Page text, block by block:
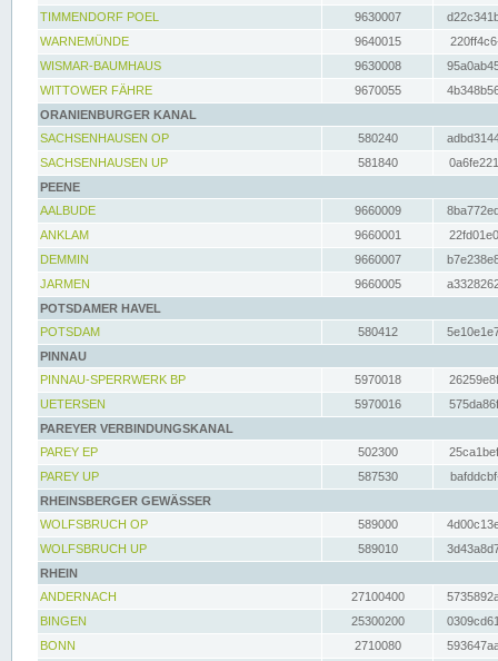
TIMMENDORF POEL
9630007
WARNEMÜNDE
9640015
WISMAR-BAUMHAUS
9630008
WITTOWER FÄHRE
9670055
ORANIENBURGER KANAL
SACHSENHAUSEN OP
580240
SACHSENHAUSEN UP
581840
PEENE
AALBUDE
9660009
ANKLAM
9660001
DEMMIN
9660007
JARMEN
9660005
POTSDAMER HAVEL
POTSDAM
580412
PINNAU
PINNAU-SPERRWERK BP
5970018
UETERSEN
5970016
PAREYER VERBINDUNGSKANAL
PAREY EP
502300
PAREY UP
587530
RHEINSBERGER GEWÄSSER
WOLFSBRUCH OP
589000
WOLFSBRUCH UP
589010
RHEIN
ANDERNACH
27100400
BINGEN
25300200
BONN
2710080